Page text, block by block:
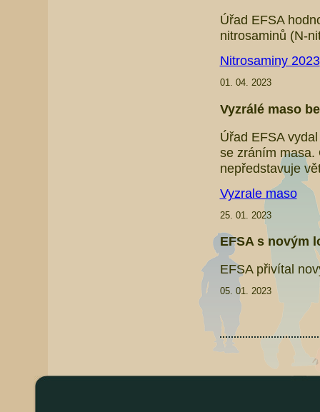
Úřad EFSA
nitrosaminů (N-
Nitrosaminy 2023
01. 04. 2023
Vyzrálé maso
Úřad EFSA
se zráním masa.
nepředstavuje
Vyzrale maso
25. 01. 2023
EFSA s novým
EFSA přivítal
05. 01. 2023